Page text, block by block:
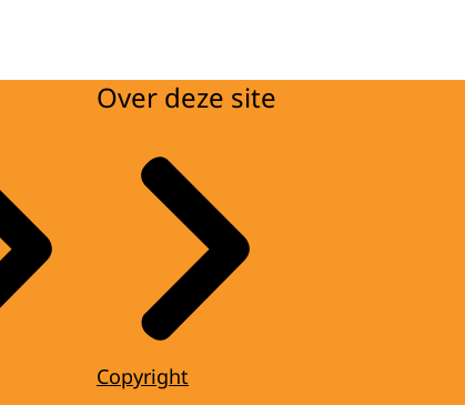
Over deze site
Copyright